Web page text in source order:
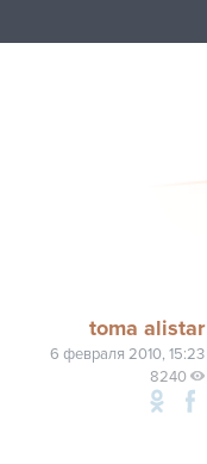
toma alistar
6 февраля 2010, 15:23
8240